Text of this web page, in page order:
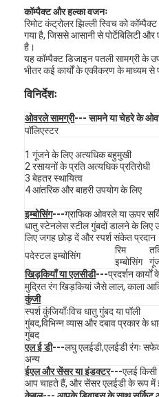
घर
उत्पाद
विडियो
कॉम्पैक्ट और हल्का वजनः
रिमोट कंट्रोलर झिल्ली स्विच को
गया है, जिससे आसानी से पोर्टेबिलिटी
है।
यह कॉम्पैक्ट डिजाइन पतली सामग्री
भीतर कई कार्यों के एकीकरण के माध्यम से
विनिर्देशः
ओवरले सामग्री--- सामने या चेहरे के
पॉलिएस्टर
1 गूंजने के लिए अत्यधिक बहुमुखी
2 रसायनों के प्रति अत्यधिक प्रतिरोधी
3 बेहतर स्थायित्व
4 आंतरिक और बाहरी उपयोग के लिए
इम्बोसिंग---ग्राफिक ओवरले या ऊपर
धातु स्टेनलेस स्टील गुंबदों डालने के लिए
लिए जगह छोड़ दें और स्पर्श संकेत प्रदान
पदेस्टल इम्बोसिंग
रिम
इम्बोसिंग
खिड़कियाँ या एलसीडी---प्रदर्शन कार्यों
मुद्रित रंग खिड़कियां जैसे लाल, काला
कुंजी
स्पर्श कुंजियाँःविच धातु गुंबद या पॉली
गुंबद,विभिन्न व्यास और दबाव प्रकार के
गुंबद
एल ई डी---लघु एलईडी,एलईडी रंगः
अन्य
ईएल और सेंसर या इंडक्टर---एलई
आप चाहते हैं, और सेंसर एलईडी के रूप में